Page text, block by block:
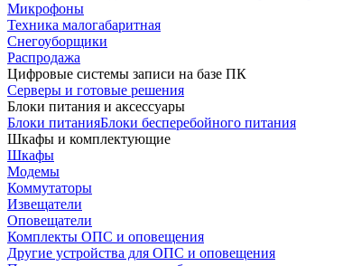
Микрофоны
Техника малогабаритная
Снегоуборщики
Распродажа
Цифровые системы записи на базе ПК
Серверы и готовые решения
Блоки питания и аксессуары
Блоки питанияБлоки бесперебойного питания
Шкафы и комплектующие
Шкафы
Модемы
Коммутаторы
Извещатели
Оповещатели
Комплекты ОПС и оповещения
Другие устройства для ОПС и оповещения